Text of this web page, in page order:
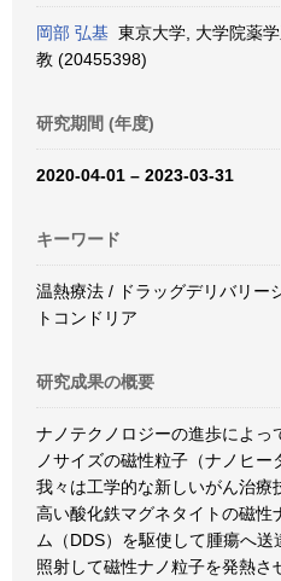
岡部 弘基 東京大学, 大学院薬
教 (20455398)
研究期間 (年度)
2020-04-01 – 2023-03-31
キーワード
温熱療法 / ドラッグデリバリー
トコンドリア
研究成果の概要
ナノテクノロジーの進歩によっ
ノサイズの磁性粒子（ナノヒー
我々は工学的な新しいがん治療
高い酸化鉄マグネタイトの磁性
ム（DDS）を駆使して腫瘍へ
照射して磁性ナノ粒子を発熱さ